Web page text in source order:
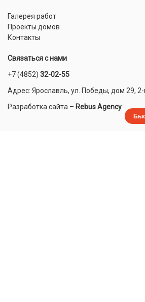
Галерея работ
Проекты домов
Контакты
Связаться с нами
+7 (4852) 32-02-55
Адрес: Ярославль, ул. Победы, дом 29,
Разработка сайта – Rebus Agency